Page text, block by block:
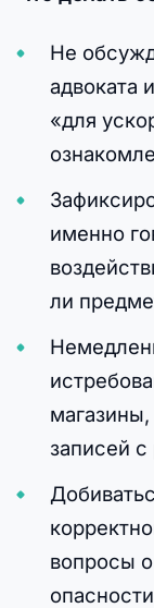
Не
адвоката
«для
именно
ли
записей с
вопросы